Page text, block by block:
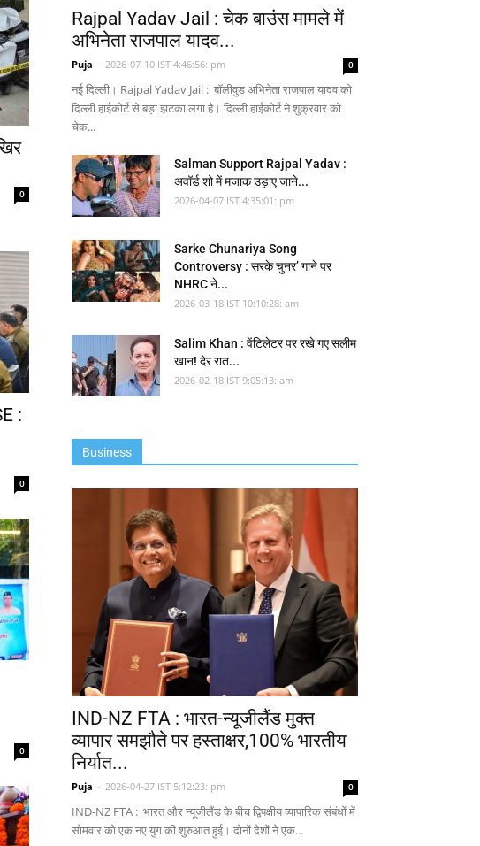
0
:
0
0
Rajpal Yadav Jail : चेक बाउंस मामले में
अभिनेता राजपाल यादव...
Puja - 2026-07-10 IST 4:46:56: pm 0
नई दिल्ली। Rajpal Yadav Jail : बॉलीवुड अभिनेता राजपाल यादव को
दिल्ली हाईकोर्ट से बड़ा झटका लगा है। दिल्ली हाईकोर्ट ने शुक्रवार को
चेक...
Salman Support Rajpal Yadav :
अवॉर्ड शो में मजाक उड़ाए जाने...
2026-04-07 IST 4:35:01: pm
Sarke Chunariya Song
Controversy : सरके चुनर’ गाने पर
NHRC ने...
2026-03-18 IST 10:10:28: am
Salim Khan : वेंटिलेटर पर रखे गए सलीम
खान! देर रात...
2026-02-18 IST 9:05:13: am
Business
IND-NZ FTA : भारत-न्यूजीलैंड मुक्त
व्यापार समझौते पर हस्ताक्षर,100% भारतीय
निर्यात...
Puja - 2026-04-27 IST 5:12:23: pm 0
IND-NZ FTA : भारत और न्यूजीलैंड के बीच द्विपक्षीय व्यापारिक संबंधों में
सोमवार को एक नए युग की शुरुआत हुई। दोनों देशों ने एक...